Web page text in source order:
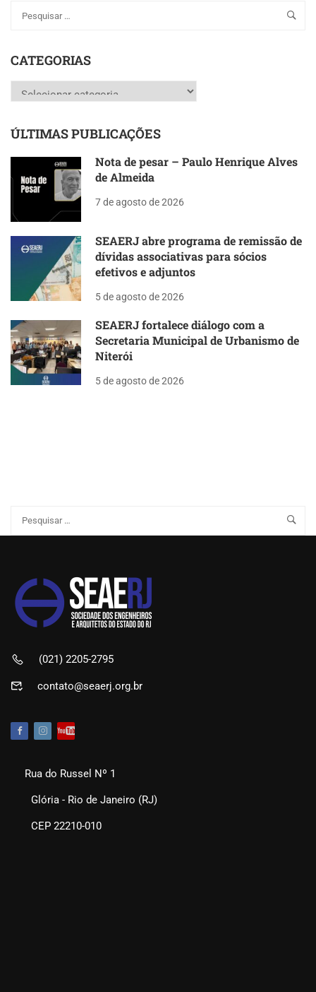
CATEGORIAS
Categorias
ÚLTIMAS PUBLICAÇÕES
Nota de pesar – Paulo Henrique Alves
de Almeida
7 de agosto de 2026
SEAERJ abre programa de remissão de
dívidas associativas para sócios
efetivos e adjuntos
5 de agosto de 2026
SEAERJ fortalece diálogo com a
Secretaria Municipal de Urbanismo de
Niterói
5 de agosto de 2026
(021) 2205-2795
contato@seaerj.org.br
Rua do Russel Nº 1
Glória - Rio de Janeiro (RJ)
CEP 22210-010